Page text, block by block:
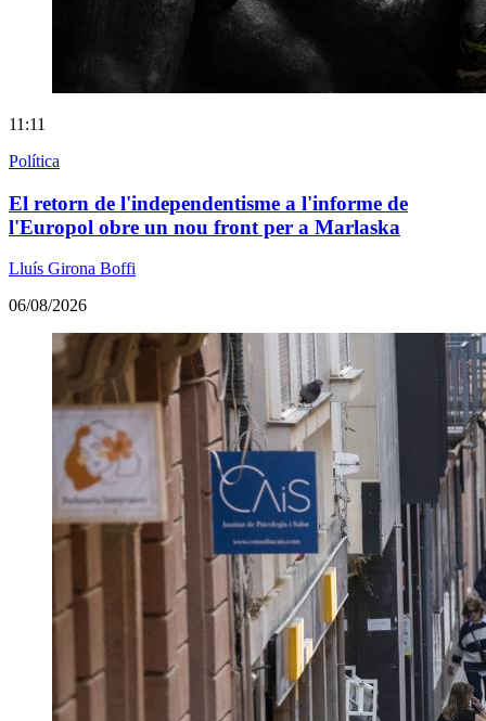
11:11
Política
El retorn de l'independentisme a l'informe de
l'Europol obre un nou front per a Marlaska
Lluís Girona Boffi
06/08/2026